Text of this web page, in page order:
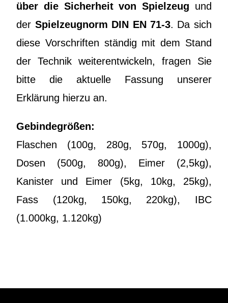
über die Sicherheit von Spielzeug und
der Spielzeugnorm DIN EN 71-3. Da sich
diese Vorschriften ständig mit dem Stand
der Technik weiterentwickeln, fragen Sie
bitte die aktuelle Fassung unserer
Erklärung hierzu an.
Gebindegrößen:
Flaschen (100g, 280g, 570g, 1000g),
Dosen (500g, 800g), Eimer (2,5kg),
Kanister und Eimer (5kg, 10kg, 25kg),
Fass (120kg, 150kg, 220kg), IBC
(1.000kg, 1.120kg)